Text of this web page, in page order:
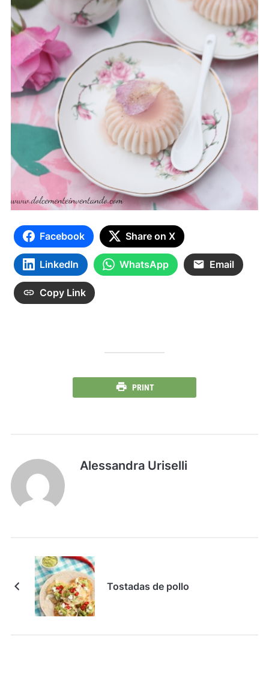
Facebook Share on X
LinkedIn WhatsApp Email
Copy Link
PRINT
Alessandra Uriselli
Tostadas de pollo